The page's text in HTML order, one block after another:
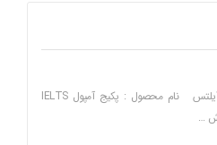
خرید پکیج آموزش زبان انگلیسی آیلتس نام محصول : پکیج آمپول IELTS